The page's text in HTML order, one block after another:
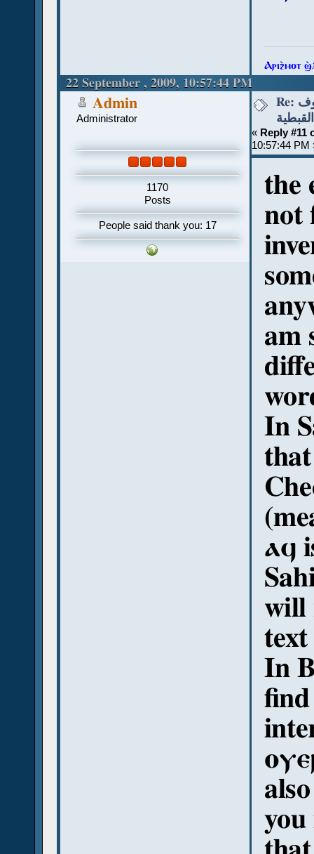
Ⲁⲣⲓϩ̀ⲙⲟⲧ
22 September , 2009, 10:57:44 PM
Admin
Administrator
1170
Posts
People said thank you: 17
Re: قواعد نطق الحروف
القبطية
« Reply #11
10:57:44 PM
the
not
am
In
ⲁϥ
will
text
In